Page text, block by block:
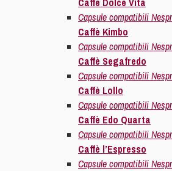
Capsule compatibili
Caffè Kimbo
Capsule compatibili
Caffè Segafredo
Capsule compatibili
Caffè Lollo
Capsule compatibili
Caffè Edo Quarta
Capsule compatibili
Caffè l’Espresso
Capsule compatibili